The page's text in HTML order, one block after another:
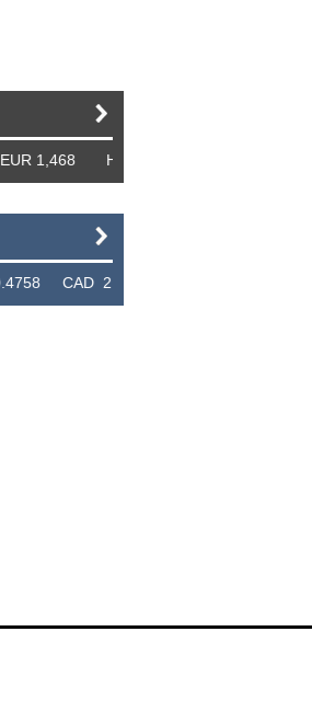
1,468 Hiszpania EUR 1,229 WB
CAD 2.6526 NZD 2.1871 SGD